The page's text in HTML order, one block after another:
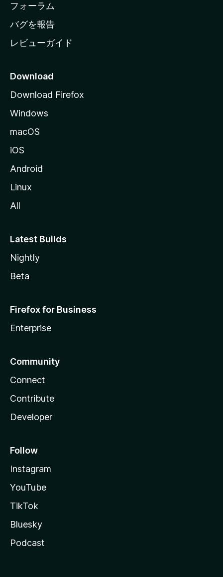
ジ
へ
フォーラム
バグを報告
レビューガイド
Download
Download Firefox
Windows
macOS
iOS
Android
Linux
All
Latest Builds
Nightly
Beta
Firefox for Business
Enterprise
Community
Connect
Contribute
Developer
Follow
Instagram
YouTube
TikTok
Bluesky
Podcast